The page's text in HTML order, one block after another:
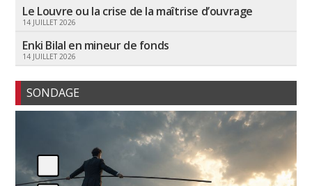
Le Louvre ou la crise de la maîtrise d’ouvrage
14 JUILLET 2026
Enki Bilal en mineur de fonds
14 JUILLET 2026
SONDAGE